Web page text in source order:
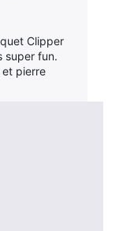
Clipper
super fun.
et pierre